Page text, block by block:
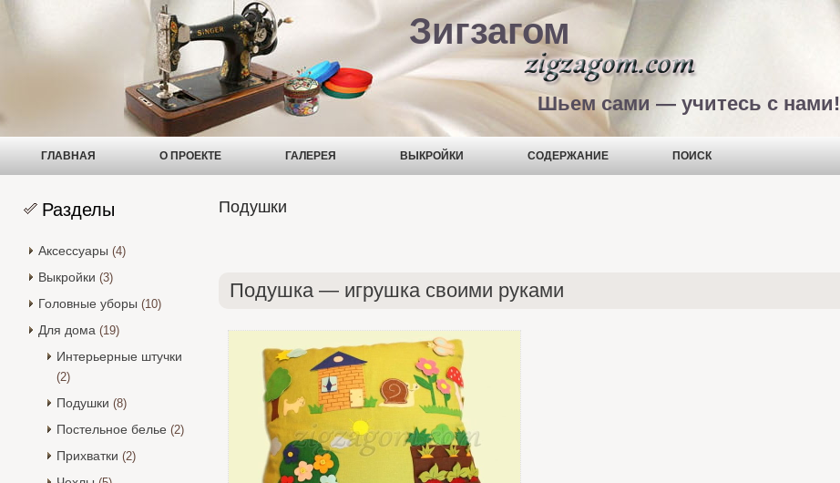
Зигзагом
Шьем сами — учитесь с нами!
ГЛАВНАЯ О ПРОЕКТЕ ГАЛЕРЕЯ ВЫКРОЙКИ СОДЕРЖАНИЕ ПОИСК
Разделы
Аксессуары (4)
Выкройки (3)
Головные уборы (10)
Для дома (19)
Интерьерные штучки
(2)
Подушки (8)
Постельное белье (2)
Прихватки (2)
Подушки
Подушка — игрушка своими руками